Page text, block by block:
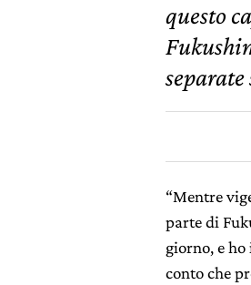
questo
“Mentre
parte di
giorno, e
conto che